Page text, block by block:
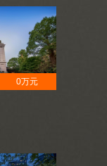
0万元